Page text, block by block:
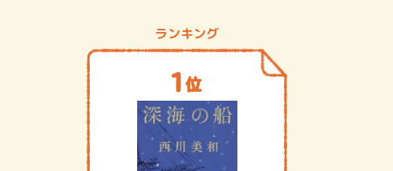
ランキング